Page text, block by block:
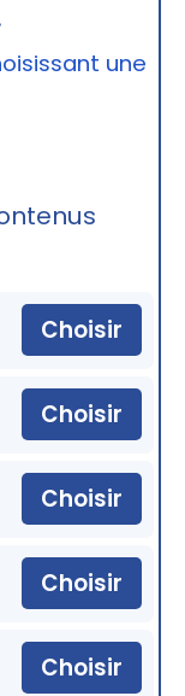
une
Choisir
Choisir
Choisir
Choisir
Choisir